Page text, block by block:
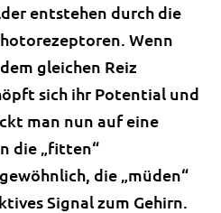
entstehen durch die
Wenn
gleichen Reiz
sich ihr Potential und
man nun auf eine
die „fitten“
die „müden“
Signal zum Gehirn.